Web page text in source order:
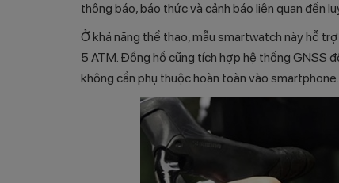
thông báo, báo thức và cảnh báo liên quan đến
Ở khả năng thể thao, mẫu smartwatch này hỗ
5 ATM. Đồng hồ cũng tích hợp hệ thống GNSS
không cần phụ thuộc hoàn toàn vào smartphone.